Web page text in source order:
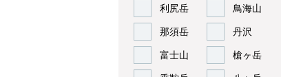
利尻岳 鳥海山
那須岳 丹沢
富士山 槍ヶ岳